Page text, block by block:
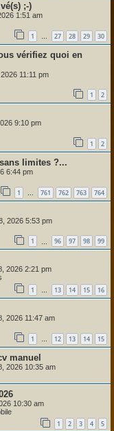
;-)
1:51 am
1 … 27 28 29 30
vérifiez quoi en
11:11 pm
1 2
9:10 pm
1 2
limites ?...
6:44 pm
1 … 761 762 763 764
2026 5:53 pm
1 96 97 98 99
2026 2:21 pm
1 … 13 14 15 16
2026 11:47 am
1 … 12 13 14 15
manuel
2026 10:35 am
10:30 am
1 2 3 4 5